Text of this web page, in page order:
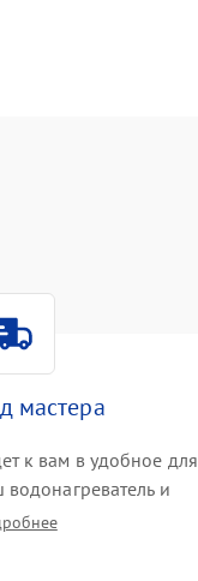
мастера
к вам в удобное для
и